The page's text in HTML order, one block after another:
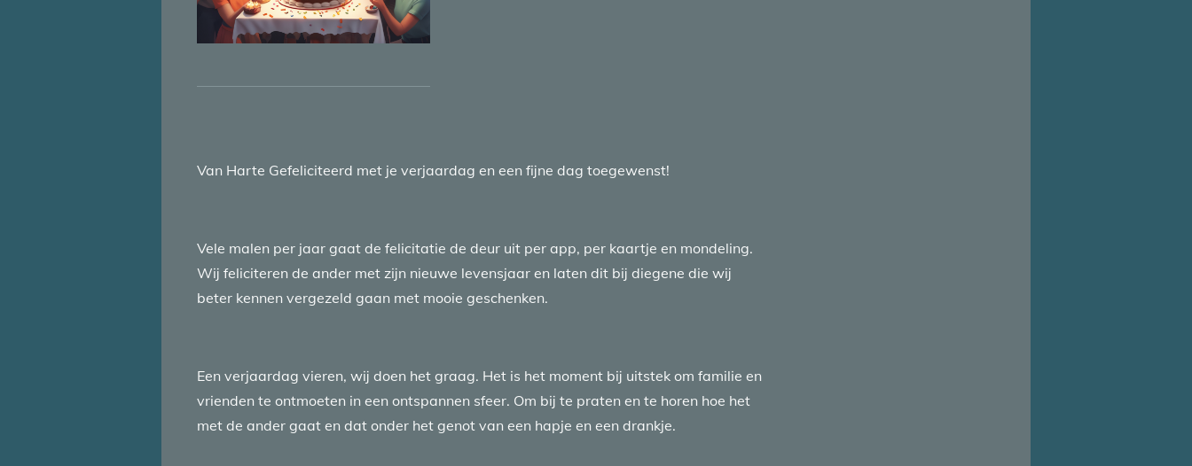
Van Harte Gefeliciteerd met je verjaardag en een fijne dag toegewenst!
Vele malen per jaar gaat de felicitatie de deur uit per app, per kaartje en mondeling.
Wij feliciteren de ander met zijn nieuwe levensjaar en laten dit bij diegene die wij
beter kennen vergezeld gaan met mooie geschenken.
Een verjaardag vieren, wij doen het graag. Het is het moment bij uitstek om familie en
vrienden te ontmoeten in een ontspannen sfeer. Om bij te praten en te horen hoe het
met de ander gaat en dat onder het genot van een hapje en een drankje.